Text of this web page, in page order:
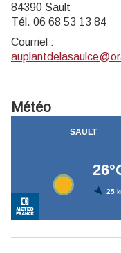
84390 Sault
Tél. 06 68 53 13 84
Courriel :
Météo